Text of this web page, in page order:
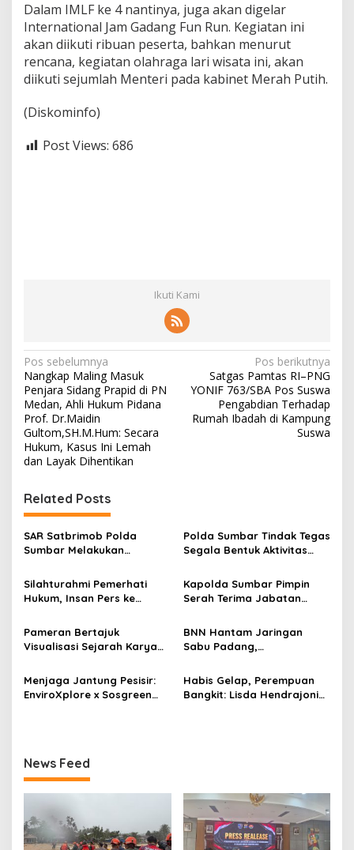
Dalam IMLF ke 4 nantinya, juga akan digelar
International Jam Gadang Fun Run. Kegiatan ini
akan diikuti ribuan peserta, bahkan menurut
rencana, kegiatan olahraga lari wisata ini, akan
diikuti sejumlah Menteri pada kabinet Merah Putih.
(Diskominfo)
Post Views: 686
Ikuti Kami
N
a
v
i
g
s
i
p
s
Pos sebelumnya
Nangkap Maling Masuk
Penjara Sidang Prapid di PN
Medan, Ahli Hukum Pidana
Prof. Dr.Maidin
Gultom,SH.M.Hum: Secara
Hukum, Kasus Ini Lemah
dan Layak Dihentikan
Pos berikutnya
Satgas Pamtas RI–PNG
YONIF 763/SBA Pos Suswa
Pengabdian Terhadap
Rumah Ibadah di Kampung
Suswa
Related Posts
SAR Satbrimob Polda
Sumbar Melakukan
Padang
Polda Sumbar Tindak Tegas
Segala Bentuk Aktivitas
(PETI) yang Merusak
Lingkungan dan Merugikan
Silahturahmi Pemerhati
Hukum, Insan Pers ke
Djati Wiyoto: Semua Sama
Dimata Hukum
Kapolda Sumbar Pimpin
Serah Terima Jabatan
Kapolres Jajaran
Pameran Bertajuk
Visualisasi Sejarah Karya
Ilmu Sejarah Unand
Dipamerkan kepada Publik
BNN Hantam Jaringan
Sabu Padang,
Pemodal Berhasil Diungkap
Menjaga Jantung Pesisir:
EnviroXplore x Sosgreen
Habis Gelap, Perempuan
Bangkit: Lisda Hendrajoni
News Feed